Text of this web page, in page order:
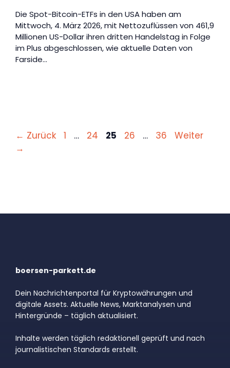
Die Spot-Bitcoin-ETFs in den USA haben am
Mittwoch, 4. März 2026, mit Nettozuflüssen von 461,9
Millionen US-Dollar ihren dritten Handelstag in Folge
im Plus abgeschlossen, wie aktuelle Daten von
Farside…
← Zurück Seite
1 … Seite
24 Seite
25 Seite
26 … Seite
36
Weiter
→
boersen-parkett.de
Dein Nachrichtenportal für Kryptowährungen und
digitale Assets. Aktuelle News, Marktanalysen und
Hintergründe – täglich aktualisiert.
Inhalte werden täglich redaktionell geprüft und nach
journalistischen Standards erstellt.